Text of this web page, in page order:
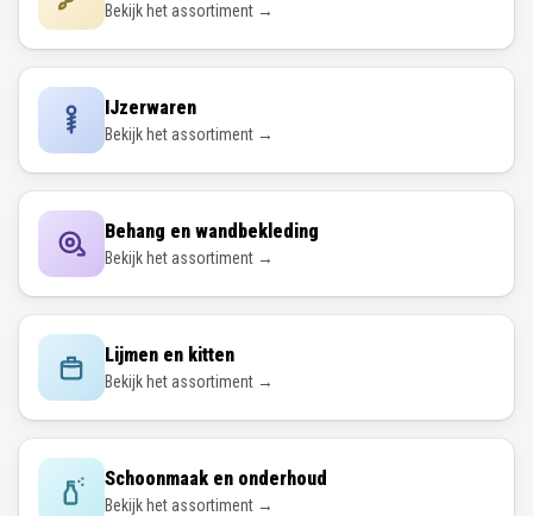
Bekijk het assortiment →
IJzerwaren
Bekijk het assortiment →
Behang en wandbekleding
Bekijk het assortiment →
Lijmen en kitten
Bekijk het assortiment →
Schoonmaak en onderhoud
Bekijk het assortiment →